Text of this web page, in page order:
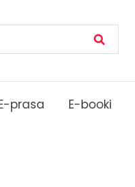
prasa E-booki